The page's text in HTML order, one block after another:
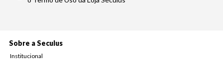
Sobre a Seculus
Institucional